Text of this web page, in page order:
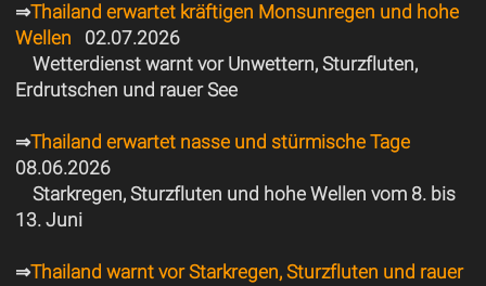
⇒Thailand erwartet kräftigen Monsunregen und hohe
Wellen 02.07.2026
Wetterdienst warnt vor Unwettern, Sturzfluten,
Erdrutschen und rauer See
⇒Thailand erwartet nasse und stürmische Tage
08.06.2026
Starkregen, Sturzfluten und hohe Wellen vom 8. bis
13. Juni
⇒Thailand warnt vor Starkregen, Sturzfluten und rauer